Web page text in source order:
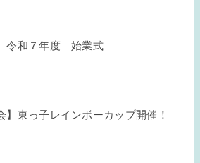
令和７年度 始業式
】東っ子レインボーカップ開催！